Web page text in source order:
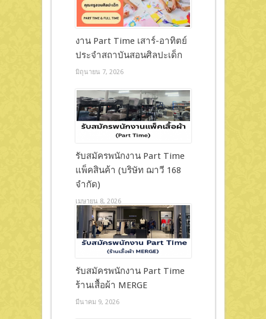
งาน Part Time เสาร์-อาทิตย์
ประจำสถาบันสอนศิลปะเด็ก
มิถุนายน 7, 2026
รับสมัครพนักงาน Part Time
แพ็คสินค้า (บริษัท ฌาวี 168
จำกัด)
เมษายน 8, 2026
รับสมัครพนักงาน Part Time
ร้านเสื้อผ้า MERGE
มีนาคม 9, 2026